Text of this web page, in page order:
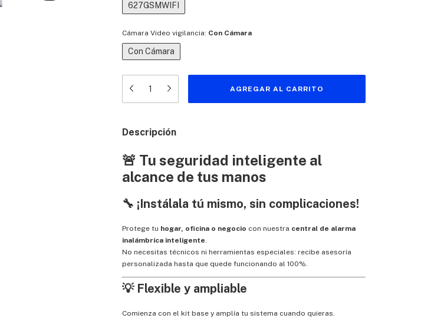
627GSMWIFI
Cámara Video vigilancia: Con Cámara
Con Cámara
Descripción
🚨 Tu seguridad inteligente al
alcance de tus manos
🔧 ¡Instálala tú mismo, sin complicaciones!
Protege tu hogar, oficina o negocio con nuestra central de alarma
inalámbrica inteligente.
No necesitas técnicos ni herramientas especiales: recibe asesoría
personalizada hasta que quede funcionando al 100%.
💡 Flexible y ampliable
Comienza con el kit base y amplía tu sistema cuando quieras.